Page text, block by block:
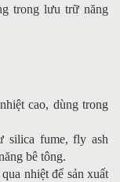
trong lưu trữ năng
cao, dùng trong
silica fume, fly ash
bê tông.
nhiệt để sản xuất